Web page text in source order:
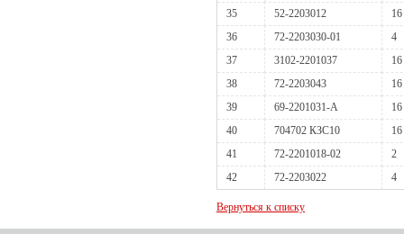
35
52-2203012
16
36
72-2203030-01
4
37
3102-2201037
16
38
72-2203043
16
39
69-2201031-А
16
40
704702 КЗС10
16
41
72-2201018-02
2
42
72-2203022 4
Вернуться к списку